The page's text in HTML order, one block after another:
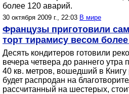
более 120 аварий.
30 октября 2009 г., 22:03 В мире
Французы приготовили
торт тирамису весом
Десять кондитеров готовили
вечера четвера до раннего
40 кв. метров, вошедший в Книгу
будет распродан на
рассчитанный на шестерых,